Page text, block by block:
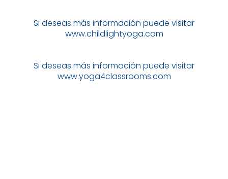
Si deseas más información puede visitar
www.childlightyoga.com
Si deseas más información puede visitar
www.yoga4classrooms.com